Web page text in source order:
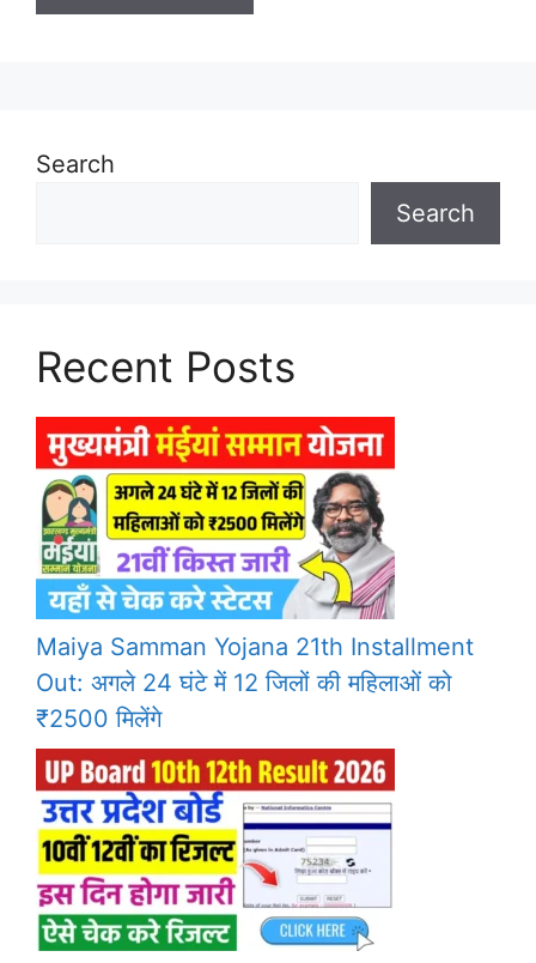
Search
Search
Recent Posts
Maiya Samman Yojana 21th Installment
Out: अगले 24 घंटे में 12 जिलों की महिलाओं को
₹2500 मिलेंगे